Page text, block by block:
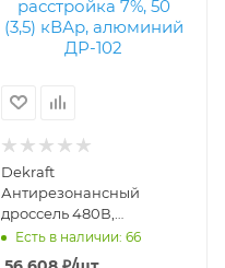
Dekraft
Антирезонансный
дроссель 480В,
расстройка 7%, 50 (3,5)
кВАр, алюминий ДР-102
Есть в наличии: 66